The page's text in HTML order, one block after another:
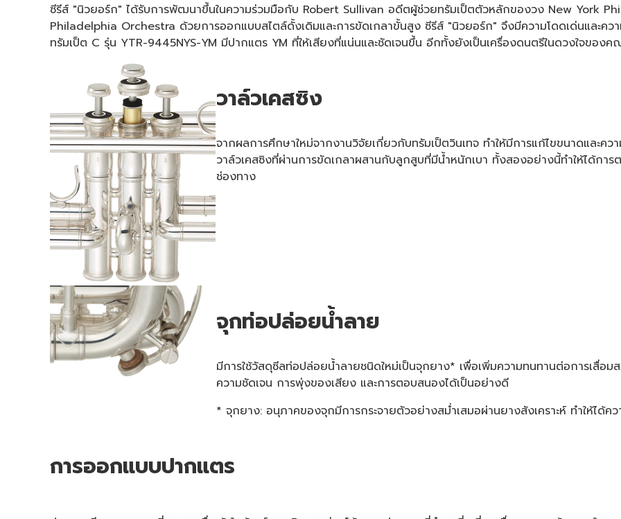
ซีรีส์ "นิวยอร์ก" ได้รับการพัฒนาขึ้นในความร่วมมือกับ Robert Sullivan อดีตผู้ช่วยทรัมเป็ตตัวหลักของวง New York
Philadelphia Orchestra ด้วยการออกแบบสไตล์ดั้งเดิมและการขัดเกลาขั้นสูง ซีรีส์ "นิวยอร์ก" จึงมีความโดดเด่นและคว
ทรัมเป็ต C รุ่น YTR-9445NYS-YM มีปากแตร YM ที่ให้เสียงที่แน่นและชัดเจนขึ้น อีกทั้งยังเป็นเครื่องดนตรีในดวงใจขอ
วาล์วเคสซิง
จากผลการศึกษาใหม่จากงานวิจัยเกี่ยวกับทรัมเป็ตวินเทจ ทำให้มีการแก้ไขขนาดและค
วาล์วเคสซิงที่ผ่านการขัดเกลาผสานกับลูกสูบที่มีน้ำหนักเบา ทั้งสองอย่างนี้ทำให้ได้กา
ช่องทาง
จุกท่อปล่อยน้ำลาย
มีการใช้วัสดุซีลท่อปล่อยน้ำลายชนิดใหม่เป็นจุกยาง* เพื่อเพิ่มความทนทานต่อการเสื่อม
ความชัดเจน การพุ่งของเสียง และการตอบสนองได้เป็นอย่างดี
* จุกยาง: อนุภาคของจุกมีการกระจายตัวอย่างสม่ำเสมอผ่านยางสังเคราะห์ ทำให้ได้
การออกแบบปากแตร